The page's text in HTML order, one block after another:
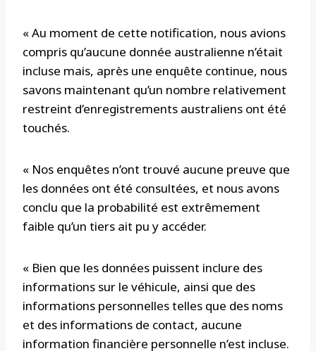
« Au moment de cette notification, nous avions
compris qu’aucune donnée australienne n’était
incluse mais, après une enquête continue, nous
savons maintenant qu’un nombre relativement
restreint d’enregistrements australiens ont été
touchés.
« Nos enquêtes n’ont trouvé aucune preuve que
les données ont été consultées, et nous avons
conclu que la probabilité est extrêmement
faible qu’un tiers ait pu y accéder.
« Bien que les données puissent inclure des
informations sur le véhicule, ainsi que des
informations personnelles telles que des noms
et des informations de contact, aucune
information financière personnelle n’est incluse.